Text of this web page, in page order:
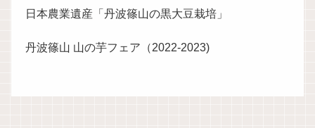
日本農業遺産「丹波篠山の黒大豆栽培」
丹波篠山 山の芋フェア（2022-2023)